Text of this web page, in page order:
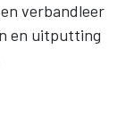
verbandleer
en uitputting